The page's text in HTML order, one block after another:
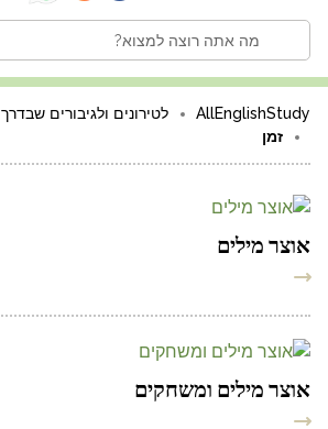
AllEnglishStudy לטירונים ולגיבורים שבדרך
זמן
אוצר מילים
אוצר מילים ומשחקים